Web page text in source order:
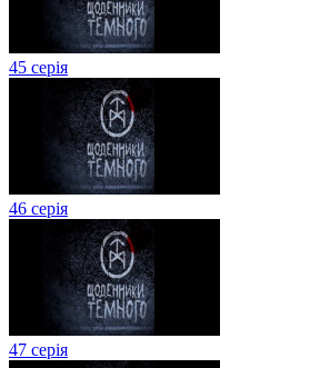
45 серія
46 серія
47 серія